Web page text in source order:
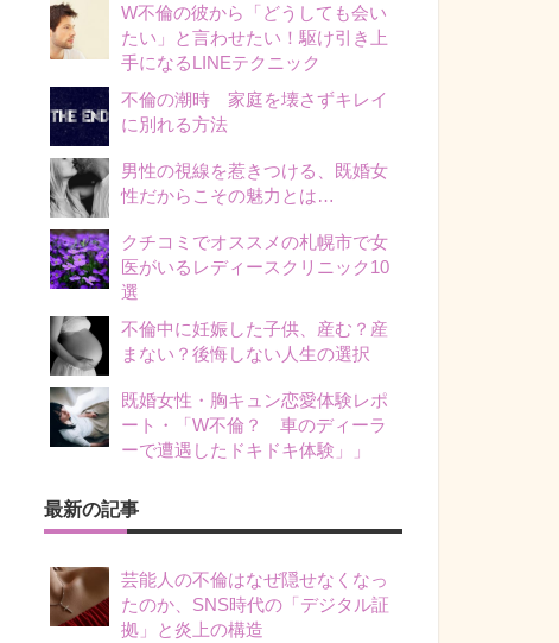
W不倫の彼から「どうしても会い
たい」と言わせたい！駆け引き上
手になるLINEテクニック
不倫の潮時 家庭を壊さずキレイ
に別れる方法
男性の視線を惹きつける、既婚女
性だからこその魅力とは…
クチコミでオススメの札幌市で女
医がいるレディースクリニック10
選
不倫中に妊娠した子供、産む？産
まない？後悔しない人生の選択
既婚女性・胸キュン恋愛体験レポ
ート・「W不倫？ 車のディーラ
ーで遭遇したドキドキ体験」」
最新の記事
芸能人の不倫はなぜ隠せなくなっ
たのか、SNS時代の「デジタル証
拠」と炎上の構造